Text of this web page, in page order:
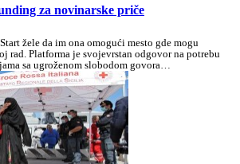
za novinarske priče
žele da im ona omogući mesto gde mogu
rad. Platforma je svojevrstan odgovor na potrebu
sa ugroženom slobodom govora…